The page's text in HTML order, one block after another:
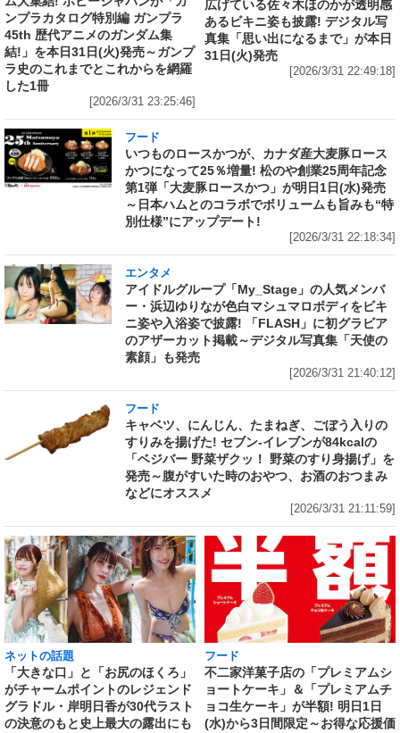
ンプラカタログ特別編 ガンプラ
45th 歴代アニメのガンダム集
結!」を本日31日(火)発売～ガンプ
ラ史のこれまでとこれからを網羅
した1冊
[2026/3/31 23:25:46]
広げている佐々木ほのかが透明感
あるビキニ姿も披露! デジタル写
真集「思い出になるまで」が本日
31日(火)発売
[2026/3/31 22:49:18]
フード
いつものロースかつが、カナダ産大麦豚ロース
かつになって25％増量! 松のや創業25周年記念
第1弾「大麦豚ロースかつ」が明日1日(水)発売
～日本ハムとのコラボでボリュームも旨みも“特
別仕様”にアップデート!
[2026/3/31 22:18:34]
エンタメ
アイドルグループ「My_Stage」の人気メンバ
ー・浜辺ゆりなが色白マシュマロボディをビキ
ニ姿や入浴姿で披露! 「FLASH」に初グラビア
のアザーカット掲載～デジタル写真集「天使の
素顔」も発売
[2026/3/31 21:40:12]
フード
キャベツ、にんじん、たまねぎ、ごぼう入りの
すりみを揚げた! セブン‐イレブンが84kcalの
「ベジバー 野菜ザクッ！ 野菜のすり身揚げ」を
発売～腹がすいた時のおやつ、お酒のおつまみ
などにオススメ
[2026/3/31 21:11:59]
ネットの話題
「大きな口」と「お尻のほくろ」
がチャームポイントのレジェンド
グラドル・岸明日香が30代ラスト
の決意のもと史上最大の露出にも
フード
不二家洋菓子店の「プレミアムシ
ョートケーキ」＆「プレミアムチ
ョコ生ケーキ」が半額! 明日1日
(水)から3日間限定～お得な応援価